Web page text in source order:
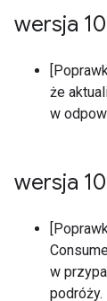
wersja 10
że
w
wersja 10
w
podróży.